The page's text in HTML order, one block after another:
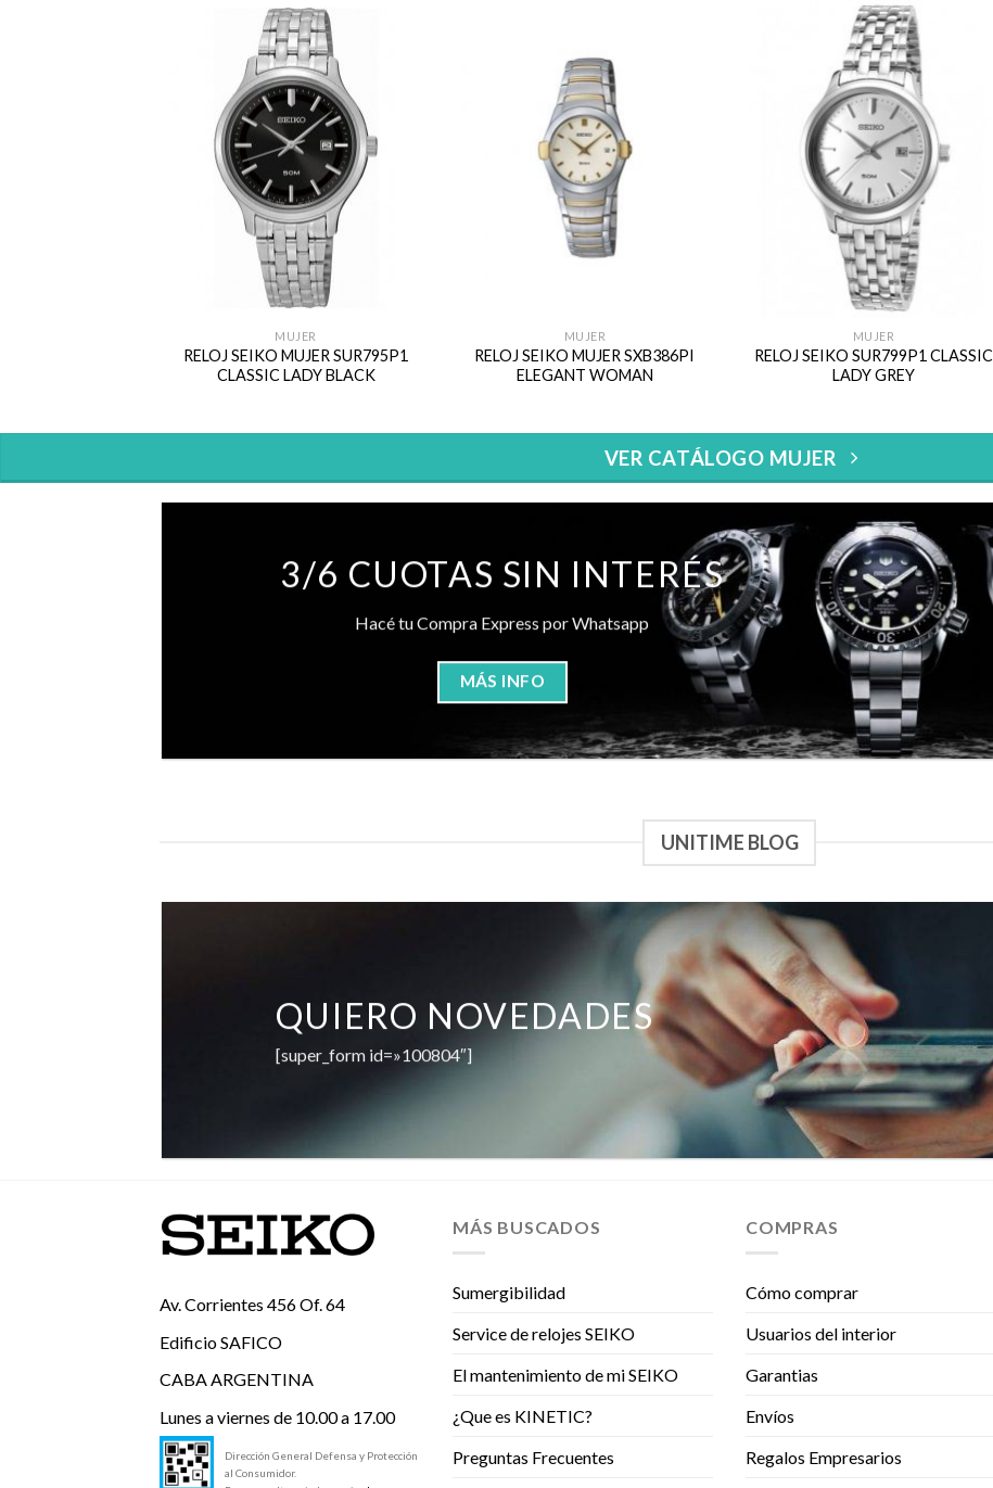
MUJER
RELOJ SEIKO MUJER SUR795P1
CLASSIC LADY BLACK
MUJER
RELOJ SEIKO MUJER SXB386PI
ELEGANT WOMAN
MUJER
RELOJ SEIKO SUR799P1 CLASSIC
LADY GREY
VER CATÁLOGO MUJER
3/6 CUOTAS SIN INTERÉS
Hacé tu Compra Express por Whatsapp
MÁS INFO
UNITIME BLOG
QUIERO NOVEDADES
[super_form id=»100804″]
Av. Corrientes 456 Of. 64
Edificio SAFICO
CABA ARGENTINA
Lunes a viernes de 10.00 a 17.00
Dirección General Defensa y Protección
al Consumidor.
MÁS BUSCADOS
Sumergibilidad
Service de relojes SEIKO
El mantenimiento de mi SEIKO
¿Que es KINETIC?
Preguntas Frecuentes
COMPRAS
Cómo comprar
Usuarios del interior
Garantias
Envíos
Regalos Empresarios